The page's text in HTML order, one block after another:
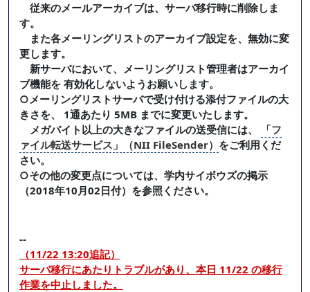
従来のメールアーカイブは、サーバ移行時に削除しま
す。
また各メーリングリストのアーカイブ設定を、無効に変
更します。
新サーバにおいて、メーリングリスト管理者はアーカイ
ブ機能を 有効化しないようお願いします。
○メーリングリストサーバで受け付ける添付ファイルの大
きさを、 1通あたり 5MB までに変更いたします。
メガバイト以上の大きなファイルの送受信には、
「フ
ァイル転送サービス」（NII FileSender） をご利用くだ
さい。
○その他の変更点については、学内サイボウズの掲示
（2018年10月02日付）を参照ください。
--
（11/22 13:20追記）
サーバ移行にあたりトラブルがあり、本日 11/22 の移行
作業を中止しました。